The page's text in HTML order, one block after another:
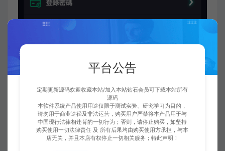
平台公告
定期更新源码欢迎收藏本站/加入本站钻石会员可下载本站所有
源码
本软件系统产品使用用途仅限于测试实验、研究学习为目的，
请勿用于商业途径及非法运营，购买用户严禁将本产品用于与
中国现行法律相违背的一切行为；否则，请停止购买，如坚持
购买使用一切法律责任 及 所有后果均由购买使用方承担，与本
店无关，并且本店有权停止一切相关服务；特此声明！